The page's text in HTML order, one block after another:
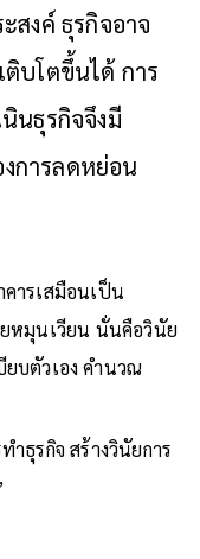
สงค์ ธุรกิจอาจ
บโตขึ้นได้ การ
นธุรกิจจึงมี
การลดหย่อน
คารเสมือนเป็น
ยหมุนเวียน นั่นคือวินัย
ยบตัวเอง คำนวณ
ำธุรกิจ สร้างวินัยการ